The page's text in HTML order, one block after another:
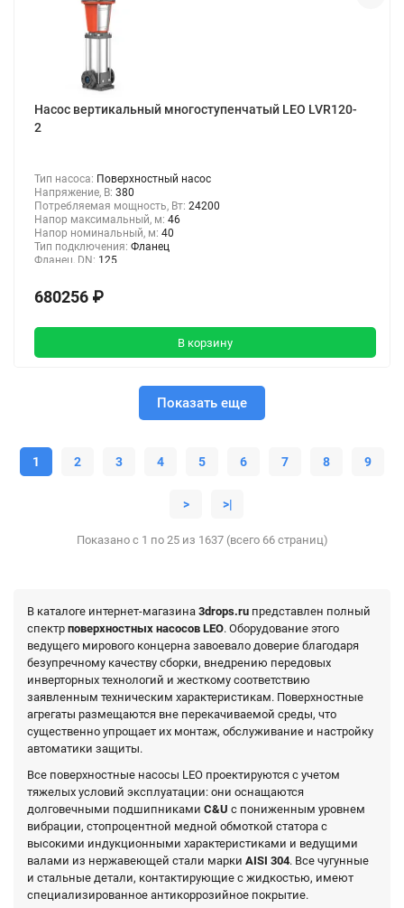
Насос вертикальный многоступенчатый LEO LVR120-
2
Тип насоса: Поверхностный насос
Напряжение, В: 380
Потребляемая мощность, Вт: 24200
Напор максимальный, м: 46
Напор номинальный, м: 40
Тип подключения: Фланец
Фланец, DN: 125
680256 ₽
В корзину
Показать еще
1 2 3 4 5 6 7 8 9
> >|
Показано с 1 по 25 из 1637 (всего 66 страниц)
В каталоге интернет-магазина 3drops.ru представлен полный
спектр поверхностных насосов LEO. Оборудование этого
ведущего мирового концерна завоевало доверие благодаря
безупречному качеству сборки, внедрению передовых
инверторных технологий и жесткому соответствию
заявленным техническим характеристикам. Поверхностные
агрегаты размещаются вне перекачиваемой среды, что
существенно упрощает их монтаж, обслуживание и настройку
автоматики защиты.
Все поверхностные насосы LEO проектируются с учетом
тяжелых условий эксплуатации: они оснащаются
долговечными подшипниками C&U с пониженным уровнем
вибрации, стопроцентной медной обмоткой статора с
высокими индукционными характеристиками и ведущими
валами из нержавеющей стали марки AISI 304. Все чугунные
и стальные детали, контактирующие с жидкостью, имеют
специализированное антикоррозийное покрытие.